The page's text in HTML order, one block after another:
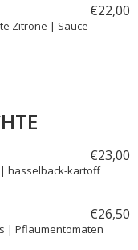
€22,00
Zitrone | Sauce
€23,00
hasselback-kartoff
€26,50
| Pflaumentomaten